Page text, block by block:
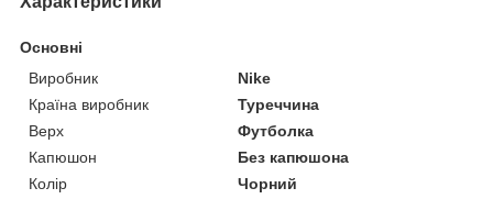
Основні
Виробник
Nike
Країна виробник
Туреччина
Верх
Футболка
Капюшон
Без капюшона
Колір
Чорний